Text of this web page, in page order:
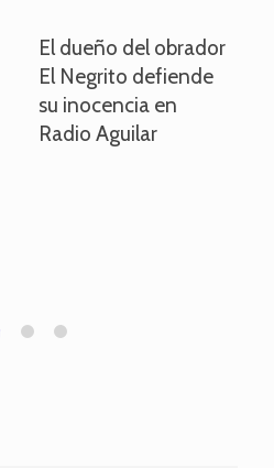
El dueño del obrador
El Negrito defiende
su inocencia en
Radio Aguilar
1 2